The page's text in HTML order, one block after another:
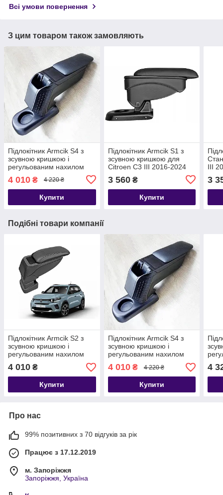
Всі умови повернення
З цим товаром також замовляють
Підлокітник Armcik S4 з
зсувною кришкою і
регульованим нахилом
2024
4 010 ₴ 4 220 ₴
Купити
Підлокітник Armcik S1 з
зсувною кришкою для
Citroen C3 III 2016-2024
3 560₴
Купити
III
3
Подібні товари компанії
Підлокітник Armcik S2 з
зсувною кришкою і
регульованим нахилом
для Citroen C3 IV 2024+
4 010 ₴
Купити
Підлокітник Armcik S4 з
зсувною кришкою і
регульованим нахилом
для Citroen C3 III 2016-
2024
4 010₴ 4 220 ₴
Купити
type
4
Про нас
99% позитивних з 70 відгуків за рік
Працює з 17.12.2019
м. Запоріжжя
Запоріжжя, Україна